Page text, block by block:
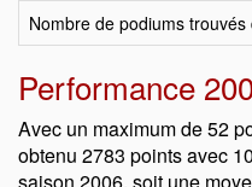
Nombre de podiums
Performance
Avec un maximum de 52
obtenu 2783 points avec